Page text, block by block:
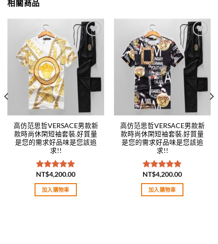
相關商品
Add to
wishlist
高仿范思哲VERSACE男款新
款時尚休閑短袖套裝.好質量
是您的需求好品味是您該追
求!!
評分5.00
滿分 5
NT$4,200.00
加入購物車
Add to
wishlist
高仿范思哲VERSACE男款新
款時尚休閑短袖套裝.好質量
是您的需求好品味是您該追
求!!
評分5.00
滿分 5
NT$4,200.00
加入購物車